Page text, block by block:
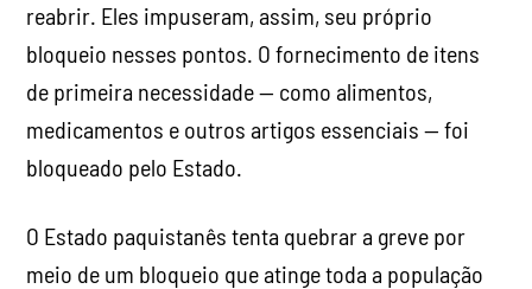
reabrir. Eles impuseram, assim, seu próprio
bloqueio nesses pontos. O fornecimento de itens
de primeira necessidade — como alimentos,
medicamentos e outros artigos essenciais — foi
bloqueado pelo Estado.
O Estado paquistanês tenta quebrar a greve por
meio de um bloqueio que atinge toda a população